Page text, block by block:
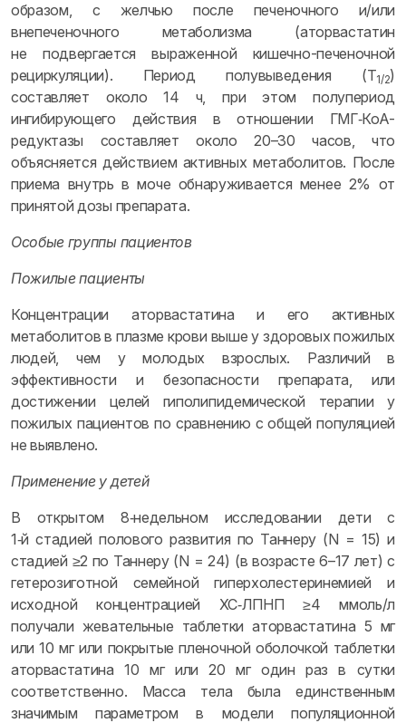
образом, с желчью после печеночного и/или
внепеченочного метаболизма (аторвастатин
не подвергается выраженной кишечно-печеночной
рециркуляции). Период полувыведения (T1/2)
составляет около 14 ч, при этом полупериод
ингибирующего действия в отношении ГМГ‑КоА-
редуктазы составляет около 20–30 часов, что
объясняется действием активных метаболитов. После
приема внутрь в моче обнаруживается менее 2% от
принятой дозы препарата.
Особые группы пациентов
Пожилые пациенты
Концентрации аторвастатина и его активных
метаболитов в плазме крови выше у здоровых пожилых
людей, чем у молодых взрослых. Различий в
эффективности и безопасности препарата, или
достижении целей гиполипидемической терапии у
пожилых пациентов по сравнению с общей популяцией
не выявлено.
Применение у детей
В открытом 8‑недельном исследовании дети с
1‑й стадией полового развития по Таннеру (N = 15) и
стадией ≥2 по Таннеру (N = 24) (в возрасте 6–17 лет) с
гетерозиготной семейной гиперхолестеринемией и
исходной концентрацией ХС‑ЛПНП ≥4 ммоль/л
получали жевательные таблетки аторвастатина 5 мг
или 10 мг или покрытые пленочной оболочкой таблетки
аторвастатина 10 мг или 20 мг один раз в сутки
соответственно. Масса тела была единственным
значимым параметром в модели популяционной